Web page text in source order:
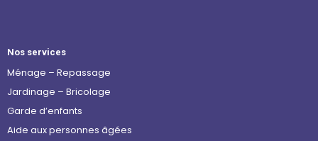
Nos services
Ménage – Repassage
Jardinage – Bricolage
Garde d’enfants
Aide aux personnes âgées